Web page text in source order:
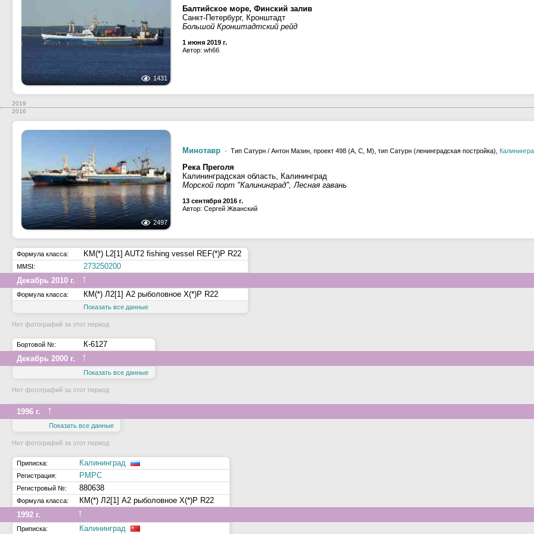
1431
Балтийское море, Финский залив
Санкт-Петербург, Кронштадт
Большой Кронштадтский рейд
1 июня 2019 г.
Автор: wh66
2019
2016
2497
Минотавр · Тип Сатурн / Антон Мазин, проект 498 (А, С, М), тип Сатурн (ленинградская постройка),
Река Преголя
Калининградская область, Калининград
Морской порт "Калининград", Лесная гавань
13 сентября 2016 г.
Автор: Сергей Жванский
Формула класса: KM(*) L2[1] AUT2 fishing vessel REF(*)P R22
MMSI:
273250200
Декабрь 2010 г.
↑
Формула класса: КМ(*) Л2[1] А2 рыболовное Х(*)Р R22
Показать все данные
Нет фотографий за этот период
Бортовой №:
К-6127
Декабрь 2000 г.
↑
Показать все данные
Нет фотографий за этот период
1996 г. ↑
Показать все данные
Нет фотографий за этот период
Приписка: Калининград
Регистрация: РМРС
Регистровый №: 880638
Формула класса:
КМ(*) Л2[1] А2 рыболовное Х(*)Р R22
1992 г.
↑
Приписка: Калининград